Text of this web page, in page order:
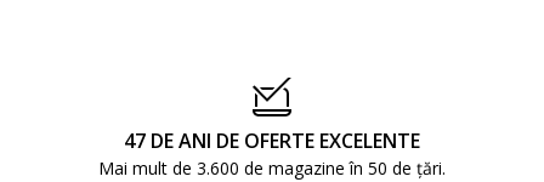
47 DE ANI DE OFERTE EXCELENTE
Mai mult de 3.600 de magazine în 50 de țări.